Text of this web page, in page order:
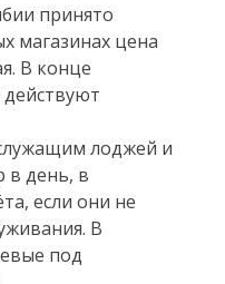
принято
магазинах цена
В конце
действуют
лоджей и
в день, в
если они не
В
под